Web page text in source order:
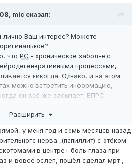
mic сказал:
лично Ваш интерес? Можете
что РС - хроническое забол-е с
процессами,
никогда. Однако, и на этом
можно встретить информацию,
он всё же засыпает. ВПРС
что в исключительно редких
Расширить
у меня год и семь месяцев назад
нерва ,(папиллит) с отёком
в центре+ боль глаза при
и вовсе ослеп, пошёл сделал мрт ,